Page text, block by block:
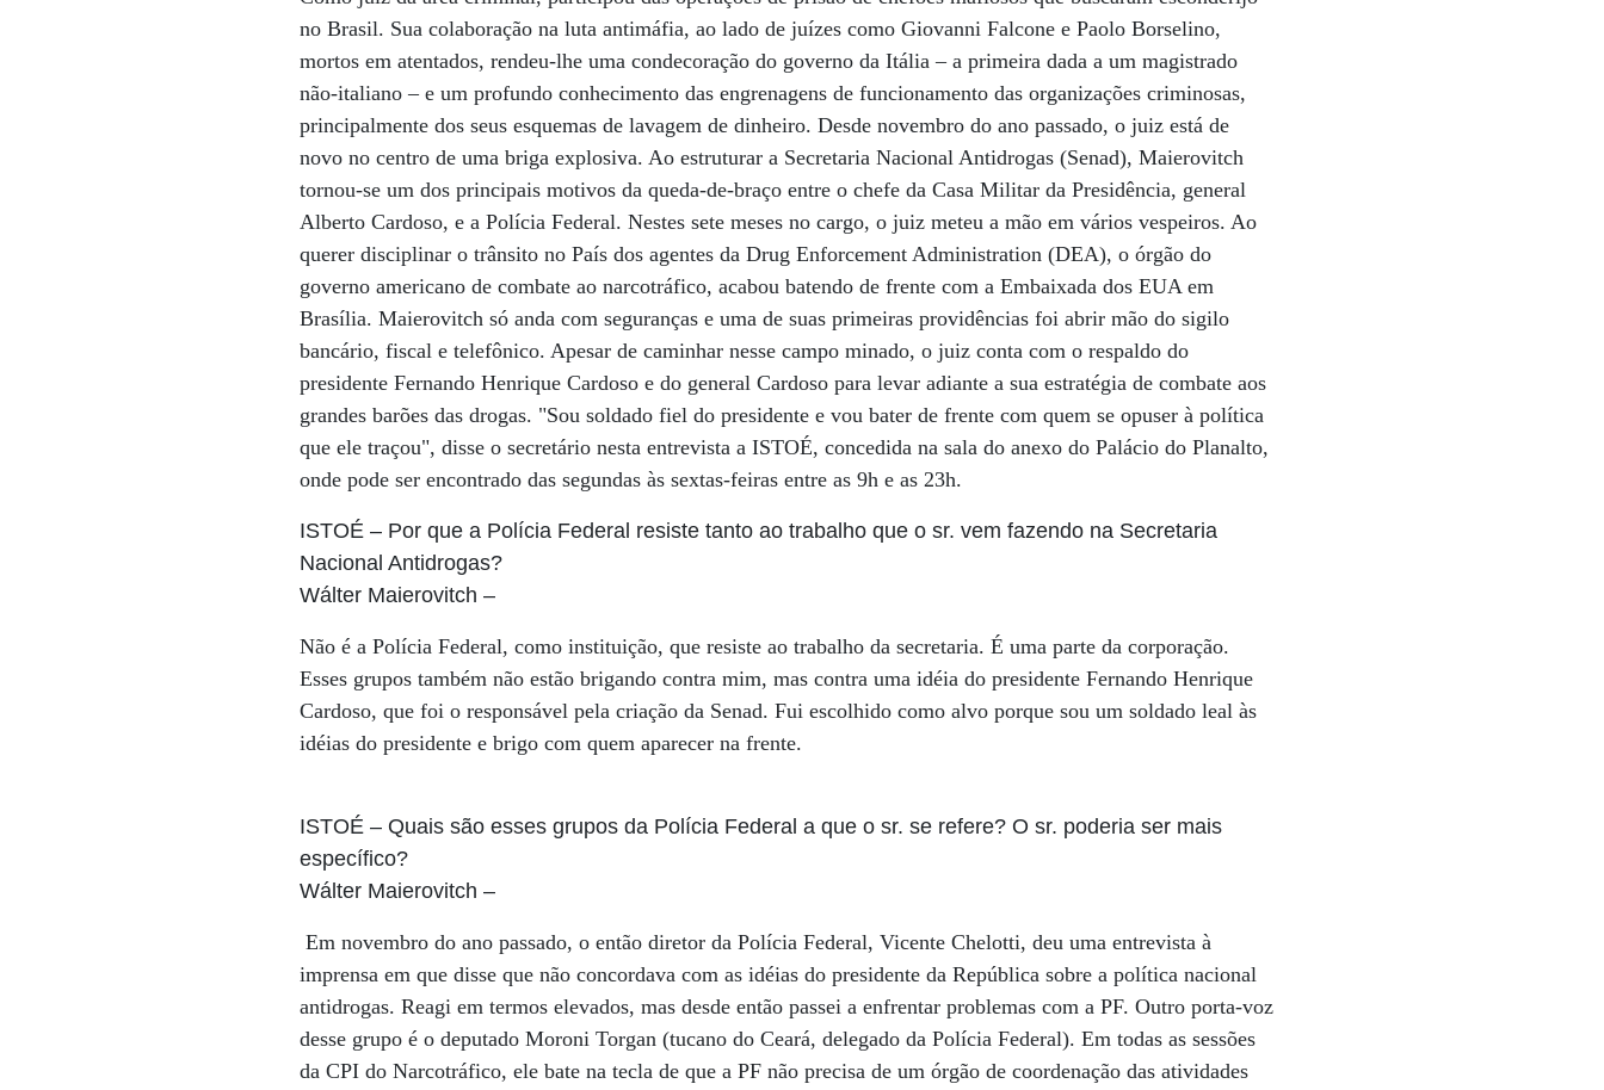
no Brasil. Sua colaboração na luta antimáfia, ao lado de juízes como Giovanni Falcone e Paolo Borselino,
mortos em atentados, rendeu-lhe uma condecoração do governo da Itália – a primeira dada a um magistrado
não-italiano – e um profundo conhecimento das engrenagens de funcionamento das organizações criminosas,
principalmente dos seus esquemas de lavagem de dinheiro. Desde novembro do ano passado, o juiz está de
novo no centro de uma briga explosiva. Ao estruturar a Secretaria Nacional Antidrogas (Senad), Maierovitch
tornou-se um dos principais motivos da queda-de-braço entre o chefe da Casa Militar da Presidência, general
Alberto Cardoso, e a Polícia Federal. Nestes sete meses no cargo, o juiz meteu a mão em vários vespeiros. Ao
querer disciplinar o trânsito no País dos agentes da Drug Enforcement Administration (DEA), o órgão do
governo americano de combate ao narcotráfico, acabou batendo de frente com a Embaixada dos EUA em
Brasília. Maierovitch só anda com seguranças e uma de suas primeiras providências foi abrir mão do sigilo
bancário, fiscal e telefônico. Apesar de caminhar nesse campo minado, o juiz conta com o respaldo do
presidente Fernando Henrique Cardoso e do general Cardoso para levar adiante a sua estratégia de combate aos
grandes barões das drogas. "Sou soldado fiel do presidente e vou bater de frente com quem se opuser à política
que ele traçou", disse o secretário nesta entrevista a ISTOÉ, concedida na sala do anexo do Palácio do Planalto,
onde pode ser encontrado das segundas às sextas-feiras entre as 9h e as 23h.
ISTOÉ – Por que a Polícia Federal resiste tanto ao trabalho que o sr. vem fazendo na Secretaria
Nacional Antidrogas?
Wálter Maierovitch –
Não é a Polícia Federal, como instituição, que resiste ao trabalho da secretaria. É uma parte da corporação.
Esses grupos também não estão brigando contra mim, mas contra uma idéia do presidente Fernando Henrique
Cardoso, que foi o responsável pela criação da Senad. Fui escolhido como alvo porque sou um soldado leal às
idéias do presidente e brigo com quem aparecer na frente.
ISTOÉ – Quais são esses grupos da Polícia Federal a que o sr. se refere? O sr. poderia ser mais
específico?
Wálter Maierovitch –
Em novembro do ano passado, o então diretor da Polícia Federal, Vicente Chelotti, deu uma entrevista à
imprensa em que disse que não concordava com as idéias do presidente da República sobre a política nacional
antidrogas. Reagi em termos elevados, mas desde então passei a enfrentar problemas com a PF. Outro porta-voz
desse grupo é o deputado Moroni Torgan (tucano do Ceará, delegado da Polícia Federal). Em todas as sessões
da CPI do Narcotráfico, ele bate na tecla de que a PF não precisa de um órgão de coordenação das atividades